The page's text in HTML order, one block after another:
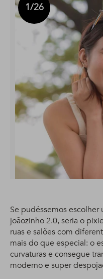
1/26
Se pudéssemos
joãozinho 2.0, seria o
ruas e salões com
mais do que especial: o
curvaturas e consegue
moderno e super